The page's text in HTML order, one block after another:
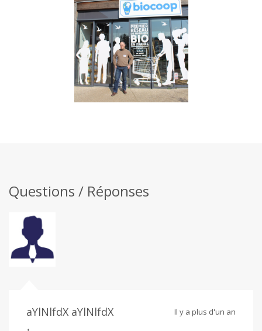
Questions / Réponses
aYlNlfdX aYlNlfdX Il y a plus d'un an